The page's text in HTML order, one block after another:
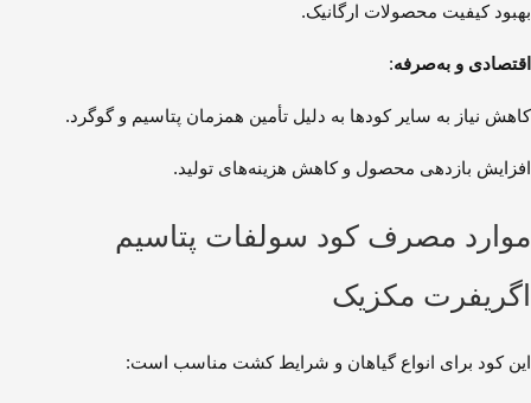
بهبود کیفیت محصولات ارگانیک.
اقتصادی و به‌صرفه:
کاهش نیاز به سایر کودها به دلیل تأمین همزمان پتاسیم و گوگرد.
افزایش بازدهی محصول و کاهش هزینه‌های تولید.
موارد مصرف کود سولفات پتاسیم
اگریفرت مکزیک
این کود برای انواع گیاهان و شرایط کشت مناسب است: